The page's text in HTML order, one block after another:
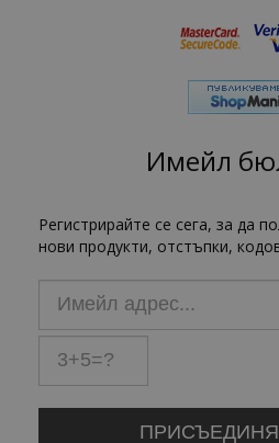
Имейл
Регистрирайте се сега, за да
нови продукти, отстъпки,